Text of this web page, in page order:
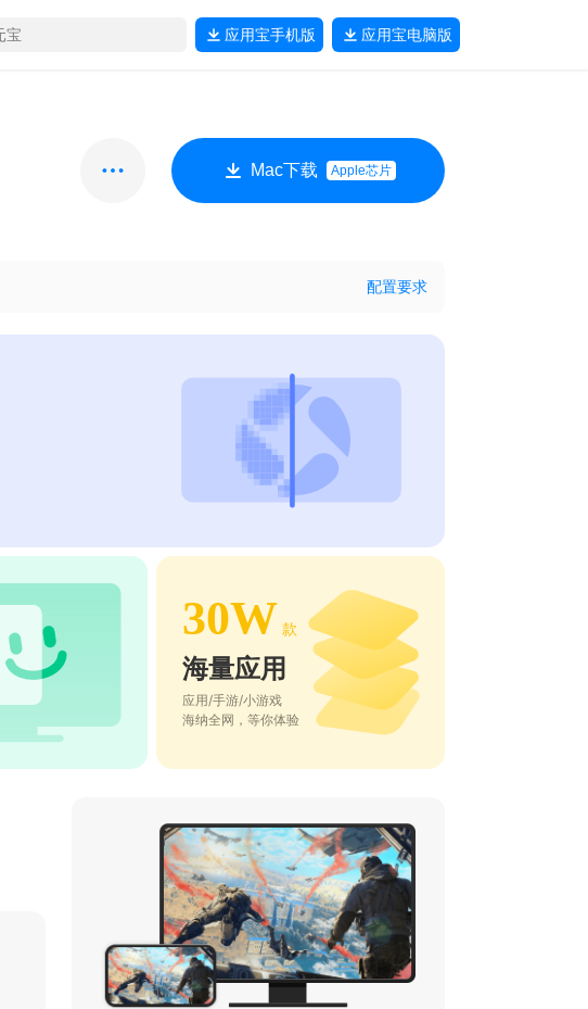
应用宝手机版 应用宝电脑版
Mac下载 Apple芯片
配置要求
30W 款
海量应用
应用/手游/小游戏
海纳全网，等你体验